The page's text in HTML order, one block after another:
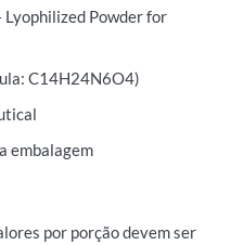
Powder for
C14H24N6O4)
embalagem
por porção devem ser